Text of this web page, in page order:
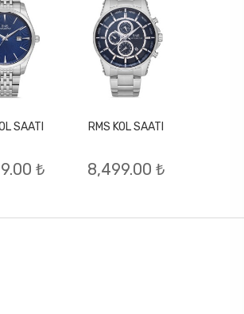
SAATI
₺
RMS KOL SAATI
8,499.00 ₺